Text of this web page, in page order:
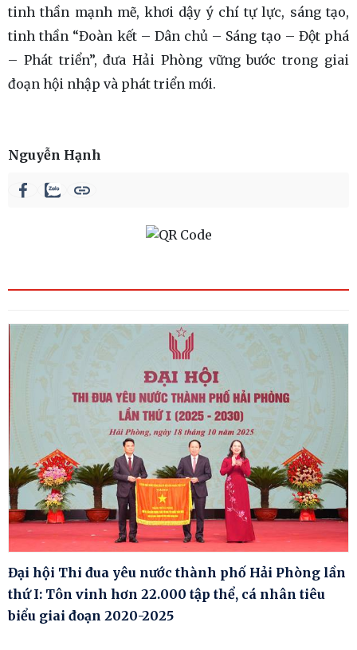
tinh thần mạnh mẽ, khơi dậy ý chí tự lực, sáng tạo,
tinh thần “Đoàn kết – Dân chủ – Sáng tạo – Đột phá
– Phát triển”, đưa Hải Phòng vững bước trong giai
đoạn hội nhập và phát triển mới.
Nguyễn Hạnh
Đại hội Thi đua yêu nước thành phố Hải Phòng lần
thứ I: Tôn vinh hơn 22.000 tập thể, cá nhân tiêu
biểu giai đoạn 2020-2025